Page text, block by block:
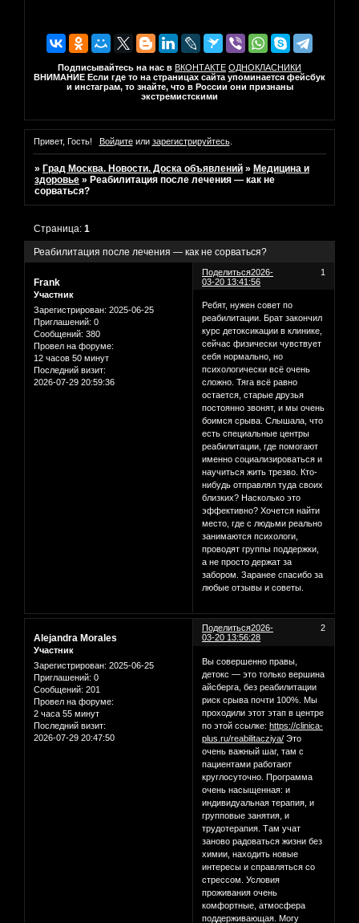
Подписывайтесь на нас в ВКОНТАКТЕ ОДНОКЛАСНИКИ
ВНИМАНИЕ Если где то на страницах сайта упоминается фейсбук
и инстаграм, то знайте, что в России они признаны
экстремистскими
Привет, Гость! Войдитеили зарегистрируйтесь.
» Град Москва. Новости. Доска объявлений » Медицина и
здоровье » Реабилитация после лечения — как не
сорваться?
Реабилитация после лечения — как не сорваться?
Страница:1
Поделиться 1
2026-
03-20 13:41:56
Frank
Участник
Зарегистрирован: 2025-06-25
Приглашений: 0
Сообщений: 380
Провел на форуме:
12 часов 50 минут
Последний визит:
2026-07-29 20:59:36
Ребят, нужен совет по
реабилитации. Брат закончил
курс детоксикации в клинике,
сейчас физически чувствует
себя нормально, но
психологически всё очень
сложно. Тяга всё равно
остается, старые друзья
постоянно звонят, и мы очень
боимся срыва. Слышала, что
есть специальные центры
реабилитации, где помогают
именно социализироваться и
научиться жить трезво. Кто-
нибудь отправлял туда своих
близких? Насколько это
эффективно? Хочется найти
место, где с людьми реально
занимаются психологи,
проводят группы поддержки,
а не просто держат за
забором. Заранее спасибо за
любые отзывы и советы.
Поделиться 2
2026-
03-20 13:56:28
Alejandra Morales
Участник
Зарегистрирован: 2025-06-25
Приглашений: 0
Сообщений: 201
Провел на форуме:
2 часа 55 минут
Последний визит:
2026-07-29 20:47:50
Вы совершенно правы,
детокс — это только вершина
айсберга, без реабилитации
риск срыва почти 100%. Мы
проходили этот этап в центре
по этой ссылке:https://clinica-
plus.ru/reabilitacziya/ Это
очень важный шаг, там с
пациентами работают
круглосуточно. Программа
очень насыщенная: и
индивидуальная терапия, и
групповые занятия, и
трудотерапия. Там учат
заново радоваться жизни без
химии, находить новые
интересы и справляться со
стрессом. Условия
проживания очень
комфортные, атмосфера
поддерживающая. Могу